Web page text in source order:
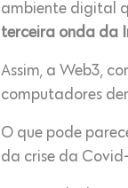
ambiente digital
terceira onda da
Assim, a Web3,
computadores
O que pode
da crise da